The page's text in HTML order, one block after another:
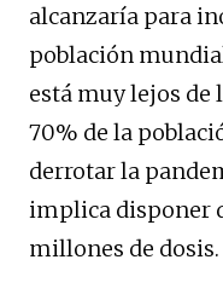
alcanzaría para
población
está muy lejos de
70% de la
derrotar la
implica disponer
millones de dosis.